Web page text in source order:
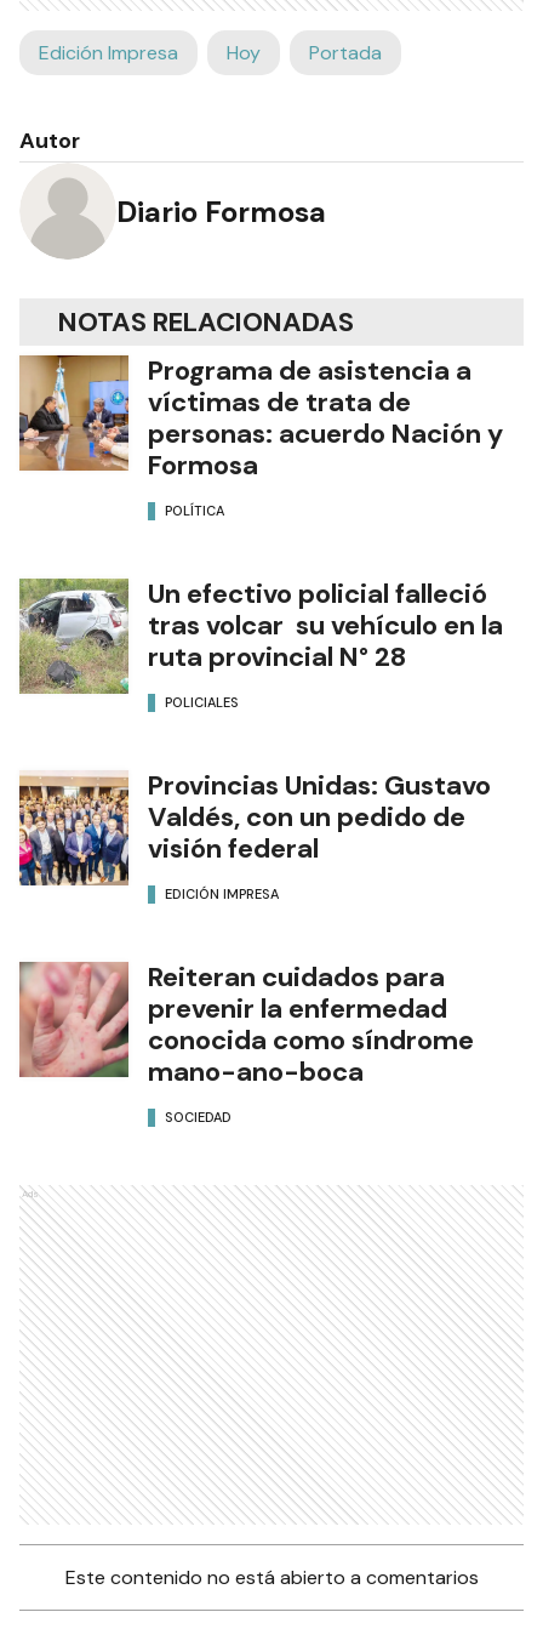
Edición Impresa Hoy Portada
Autor
Diario Formosa
NOTAS RELACIONADAS
Programa de asistencia a
víctimas de trata de
personas: acuerdo Nación y
Formosa
POLÍTICA
Un efectivo policial falleció
tras volcar su vehículo en la
ruta provincial N° 28
POLICIALES
Provincias Unidas: Gustavo
Valdés, con un pedido de
visión federal
EDICIÓN IMPRESA
Reiteran cuidados para
prevenir la enfermedad
conocida como síndrome
mano-ano-boca
SOCIEDAD
Ads
Este contenido no está abierto a comentarios